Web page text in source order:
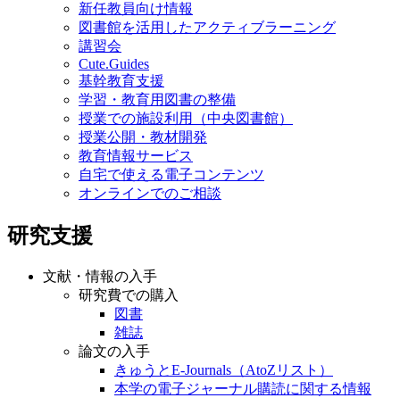
新任教員向け情報
図書館を活用したアクティブラーニング
講習会
Cute.Guides
基幹教育支援
学習・教育用図書の整備
授業での施設利用（中央図書館）
授業公開・教材開発
教育情報サービス
自宅で使える電子コンテンツ
オンラインでのご相談
研究支援
文献・情報の入手
研究費での購入
図書
雑誌
論文の入手
きゅうとE-Journals（AtoZリスト）
本学の電子ジャーナル購読に関する情報